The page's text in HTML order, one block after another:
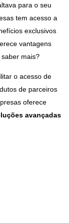
para o seu
tem acesso a
exclusivos
vantagens
mais?
o acesso de
de parceiros
oferece
avançadas